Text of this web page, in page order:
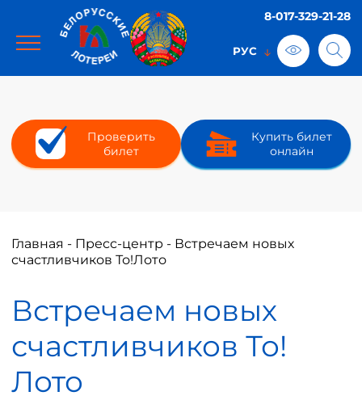
8-017-329-21-28
Проверить
билет
Купить билет
онлайн
Главная - Пресс-центр - Встречаем новых
счастливчиков То!Лото
Встречаем новых
счастливчиков То!
Лото